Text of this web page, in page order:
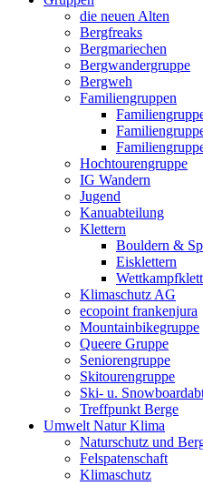
die neuen Alten
Bergfreaks
Bergmariechen
Bergwandergruppe
Bergweh
Familiengruppen
Hochtourengruppe
IG Wandern
Jugend
Kanuabteilung
Klettern
Bouldern &
Eisklettern
Klimaschutz AG
ecopoint frankenjura
Mountainbikegruppe
Queere Gruppe
Seniorengruppe
Skitourengruppe
Ski- u.
Treffpunkt Berge
Umwelt Natur Klima
Naturschutz und
Felspatenschaft
Klimaschutz